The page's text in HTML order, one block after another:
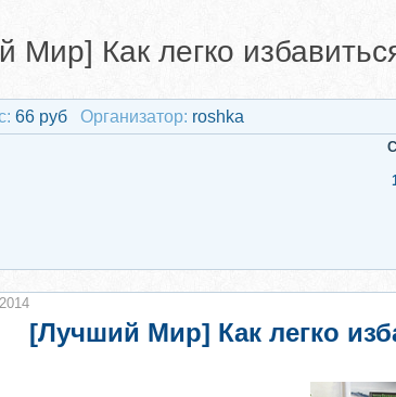
Мир] Как легко
66 руб Организатор: roshka
[Лучший Мир] Как легко